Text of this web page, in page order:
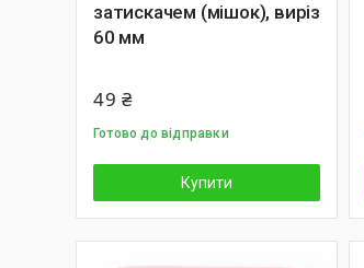
затискачем (мішок), виріз
60 мм
49 ₴
Готово до відправки
Купити